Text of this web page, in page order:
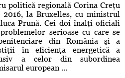
politică regională Corina Creţu
la Bruxelles, cu ministrul
Prună. Cei doi înalţi oficiali
serioase cu care se
din România şi a
în eficienţa energetică a
a celor din subordinea
european ...